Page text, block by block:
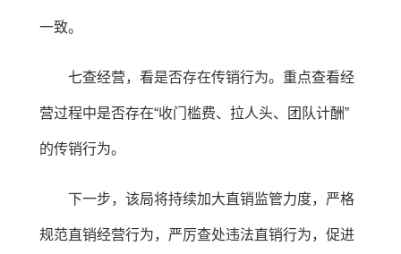
一致。
七查经营，看是否存在传销行为。重点查看经
营过程中是否存在“收门槛费、拉人头、团队计酬”
的传销行为。
下一步，该局将持续加大直销监管力度，严格
规范直销经营行为，严厉查处违法直销行为，促进